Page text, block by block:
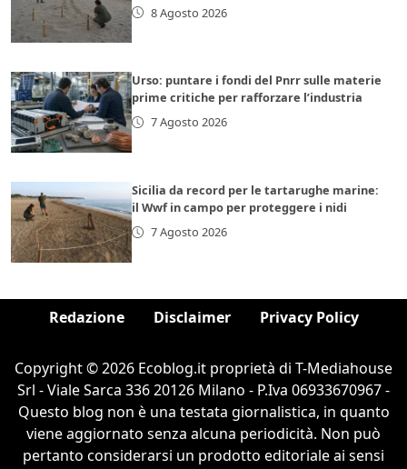
8 Agosto 2026
Urso: puntare i fondi del Pnrr sulle materie
prime critiche per rafforzare l’industria
7 Agosto 2026
Sicilia da record per le tartarughe marine:
il Wwf in campo per proteggere i nidi
7 Agosto 2026
Redazione Disclaimer Privacy Policy
Copyright © 2026 Ecoblog.it proprietà di T-Mediahouse
Srl - Viale Sarca 336 20126 Milano - P.Iva 06933670967 -
Questo blog non è una testata giornalistica, in quanto
viene aggiornato senza alcuna periodicità. Non può
pertanto considerarsi un prodotto editoriale ai sensi